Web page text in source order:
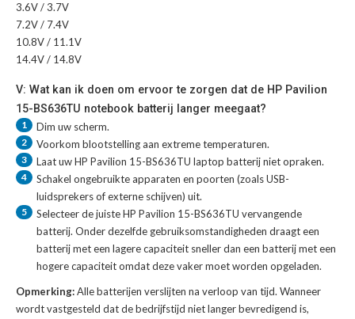
3.6V / 3.7V
7.2V / 7.4V
10.8V / 11.1V
14.4V / 14.8V
V: Wat kan ik doen om ervoor te zorgen dat de HP Pavilion
15-BS636TU notebook batterij langer meegaat?
1 Dim uw scherm.
2 Voorkom blootstelling aan extreme temperaturen.
3 Laat uwHP Pavilion 15-BS636TU laptop batterijniet opraken.
4
Schakel ongebruikte apparaten en poorten (zoals USB-
luidsprekers of externe schijven) uit.
5 Selecteer de juisteHP Pavilion 15-BS636TU vervangende
batterij. Onder dezelfde gebruiksomstandigheden draagt een
batterij met een lagere capaciteit sneller dan een batterij met een
hogere capaciteit omdat deze vaker moet worden opgeladen.
Opmerking:Alle batterijen verslijten na verloop van tijd. Wanneer
wordt vastgesteld dat de bedrijfstijd niet langer bevredigend is,